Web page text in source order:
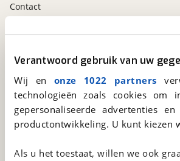
Verantwoord gebruik van uw
Wij en onze 1022 partners
technologieën zoals cookies
gepersonaliseerde advertenties
productontwikkeling. U kunt kiezen
Als u het toestaat, willen we ook
Contact
viaBOVAG.nl
3981 AJ
Bunnik
Altijd het meest recente aanbod bij de
Download 'm nu.